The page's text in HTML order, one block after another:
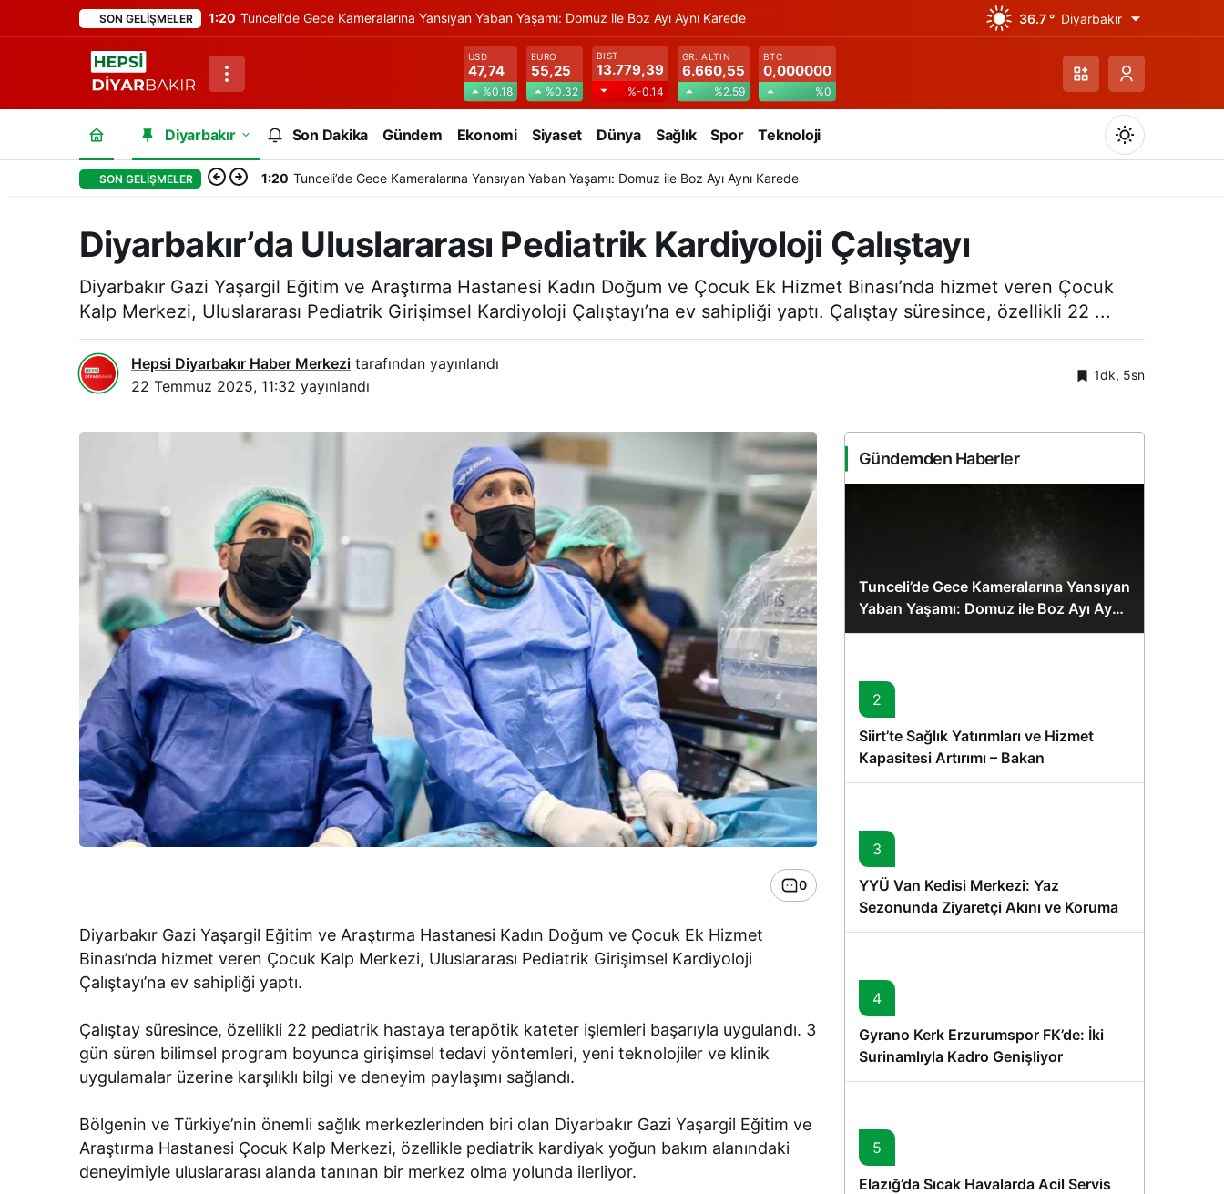
SON GELIŞMELER 1:20 Tunceli’de Gece Kameralarına Yansıyan Yaban Yaşamı: Domuz ile Boz Ayı Aynı Karede 36.7 ° Diyarbakır
USD
47,74
%0.18
EURO
55,25
%0.32
BIST
13.779,39
%-0.14
GR. ALTIN
6.660,55
%2.59
BTC
0,000000
%0
Diyarbakır Son Dakika Gündem Ekonomi Siyaset Dünya Sağlık Spor Teknoloji
Gündüz Modu
Gündüz modunu seçin.
SON GELIŞMELER 1:20 Tunceli’de Gece Kameralarına Yansıyan Yaban Yaşamı: Domuz ile Boz Ayı Aynı Karede
Diyarbakır’da Uluslararası Pediatrik Kardiyoloji Çalıştayı
Diyarbakır Gazi Yaşargil Eğitim ve Araştırma Hastanesi Kadın Doğum ve Çocuk Ek Hizmet Binası’nda hizmet veren Çocuk
Kalp Merkezi, Uluslararası Pediatrik Girişimsel Kardiyoloji Çalıştayı’na ev sahipliği yaptı. Çalıştay süresince, özellikli 22 ...
Hepsi Diyarbakır Haber Merkezi tarafından yayınlandı
22 Temmuz 2025, 11:32 yayınlandı
1dk, 5sn
0
Diyarbakır Gazi Yaşargil Eğitim ve Araştırma Hastanesi Kadın Doğum ve Çocuk Ek Hizmet
Binası’nda hizmet veren Çocuk Kalp Merkezi, Uluslararası Pediatrik Girişimsel Kardiyoloji
Çalıştayı’na ev sahipliği yaptı.
Çalıştay süresince, özellikli 22 pediatrik hastaya terapötik kateter işlemleri başarıyla uygulandı. 3
gün süren bilimsel program boyunca girişimsel tedavi yöntemleri, yeni teknolojiler ve klinik
uygulamalar üzerine karşılıklı bilgi ve deneyim paylaşımı sağlandı.
Bölgenin ve Türkiye’nin önemli sağlık merkezlerinden biri olan Diyarbakır Gazi Yaşargil Eğitim ve
Araştırma Hastanesi Çocuk Kalp Merkezi, özellikle pediatrik kardiyak yoğun bakım alanındaki
deneyimiyle uluslararası alanda tanınan bir merkez olma yolunda ilerliyor.
Gündemden Haberler
Tunceli’de Gece Kameralarına Yansıyan
Yaban Yaşamı: Domuz ile Boz Ayı Aynı
Karede
2
Siirt’te Sağlık Yatırımları ve Hizmet
Kapasitesi Artırımı – Bakan
Memişoğlu’nun Ziyareti
3
YYÜ Van Kedisi Merkezi: Yaz
Sezonunda Ziyaretçi Akını ve Koruma
Vurgusu
4
Gyrano Kerk Erzurumspor FK’de: İki
Surinamlıyla Kadro Genişliyor
5
Elazığ’da Sıcak Havalarda Acil Servis